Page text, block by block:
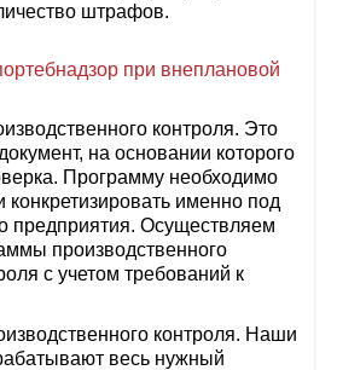
штрафов.
при внеплановой
контроля. Это
на основании которого
Программу необходимо
конкретизировать именно под
предприятия. Осуществляем
производственного
с учетом требований к
контроля. Наши
весь нужный